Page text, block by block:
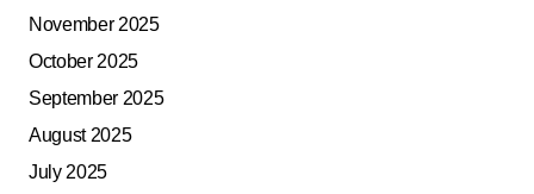
November 2025
October 2025
September 2025
August 2025
July 2025